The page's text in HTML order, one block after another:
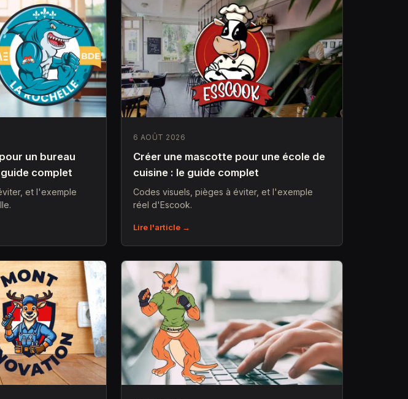
un bureau
guide complet
et l'exemple
6 AOÛT 2026
Créer une mascotte pour une école de
cuisine : le guide complet
Codes visuels, pièges à éviter, et l'exemple
réel d'Escook.
Lire l'article →